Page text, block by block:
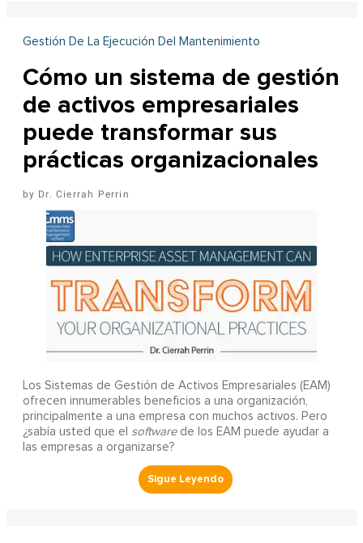
Gestión De La Ejecución Del Mantenimiento
Cómo un sistema de gestión
de activos empresariales
puede transformar sus
prácticas organizacionales
Dr. Cierrah Perrin
Los Sistemas de Gestión de Activos Empresariales (EAM)
ofrecen innumerables beneficios a una organización,
principalmente a una empresa con muchos activos. Pero
¿sabía usted que el softwarede los EAM puede ayudar a
las empresas a organizarse?